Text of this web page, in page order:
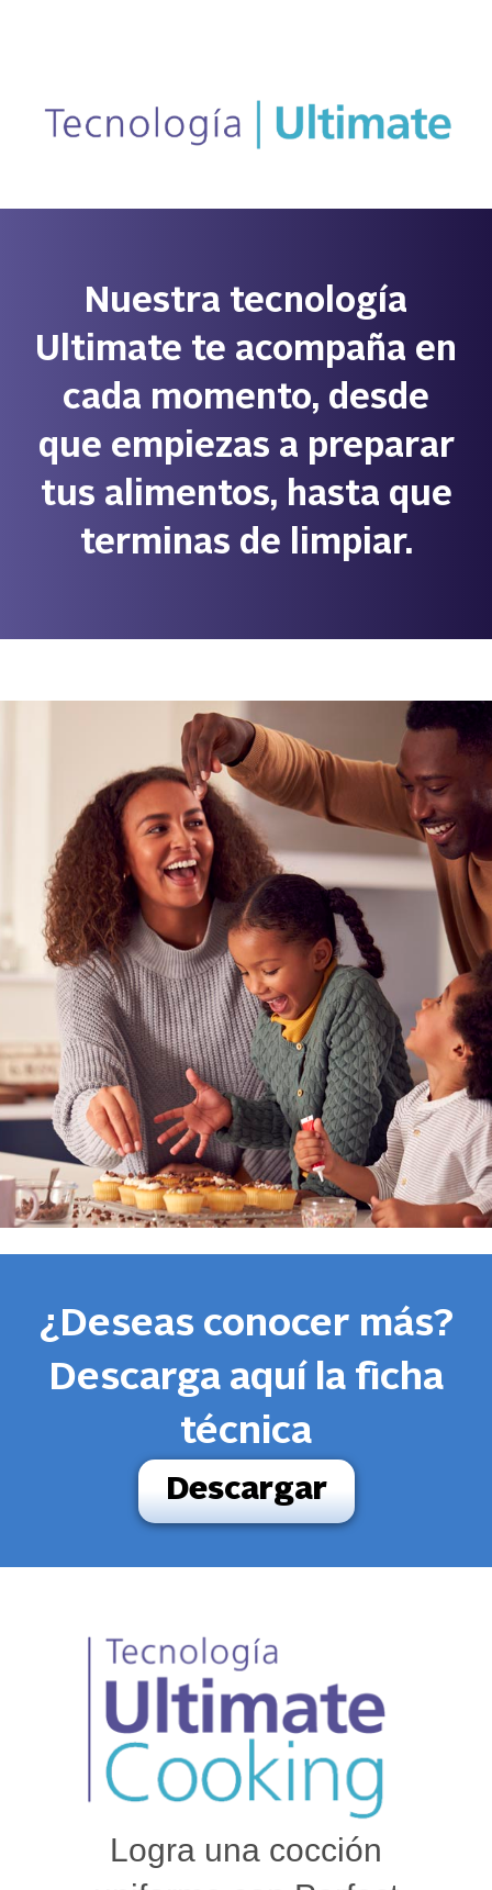
Nuestra tecnología
Ultimate te acompaña en
cada momento, desde
que empiezas a preparar
tus alimentos, hasta que
terminas de limpiar.
¿Deseas conocer más?
Descarga aquí la ficha
técnica
Descargar
Logra una cocción